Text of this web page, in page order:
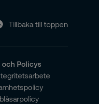
Tillbaka till toppen
och Policys